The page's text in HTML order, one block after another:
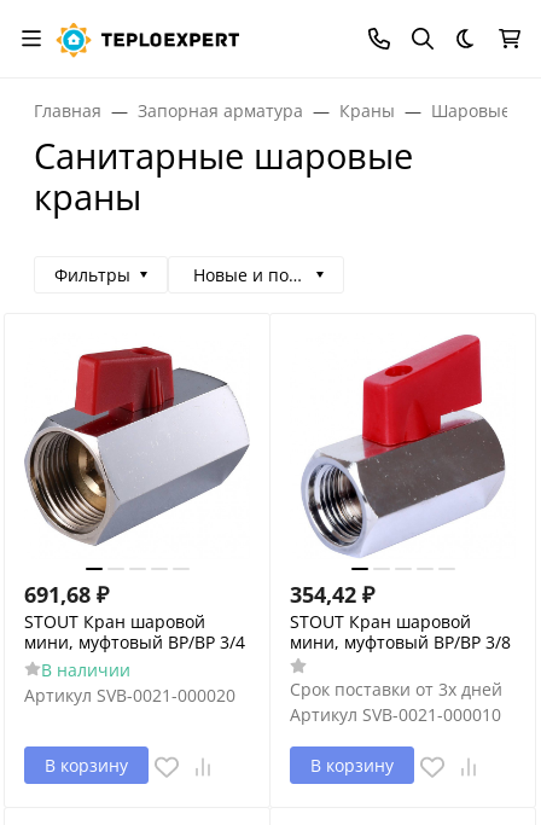
Темная
Главная Запорная арматура Краны Шаровые
Санитарные шаровые
краны
Фильтры Новые и популярные
691,68 ₽
STOUT Кран шаровой
мини, муфтовый ВР/ВР 3/4
В наличии
Артикул SVB-0021-000020
В корзину
354,42 ₽
STOUT Кран шаровой
мини, муфтовый ВР/ВР 3/8
Срок поставки от 3х дней
Артикул SVB-0021-000010
В корзину